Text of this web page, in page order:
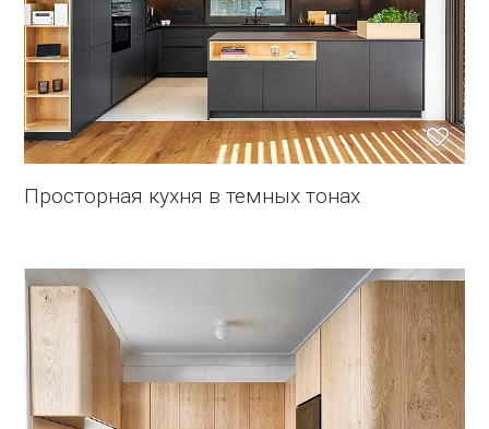
Просторная кухня в темных тонах